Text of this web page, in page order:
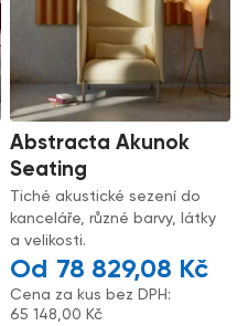
Abstracta Akunok
Seating
Tiché akustické sezení do
kanceláře, různé barvy, látky
a velikosti.
78 829,08 Kč
Cena za kus bez DPH:
65 148,00 Kč